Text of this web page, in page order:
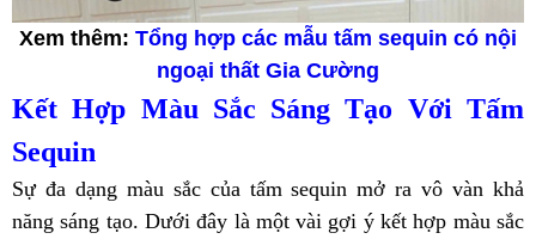
Xem thêm: Tổng hợp các mẫu tấm sequin có nội
ngoại thất Gia Cường
Kết Hợp Màu Sắc Sáng Tạo Với Tấm
Sequin
Sự đa dạng màu sắc của tấm sequin mở ra vô vàn khả
năng sáng tạo. Dưới đây là một vài gợi ý kết hợp màu sắc